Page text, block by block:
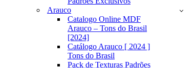
Arauco
Catalogo Online MDF
Arauco – Tons do Brasil
[2024]
Catálogo Arauco [ 2024 ]
Tons do Brasil
Pack de Texturas Padrões